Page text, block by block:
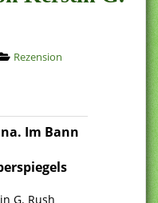
Rezension
Im Bann
G. Rush